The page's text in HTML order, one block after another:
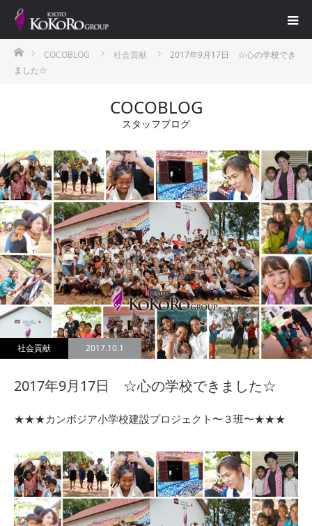
ホームCOCOBLOG 社会貢献
2017年9月17日 ☆心の学校でき
ました☆
COCOBLOG
スタッフブログ
社会貢献 2017.10.1
2017年9月17日 ☆心の学校できました☆
★★★カンボジア小学校建設プロジェクト〜３班〜★★★